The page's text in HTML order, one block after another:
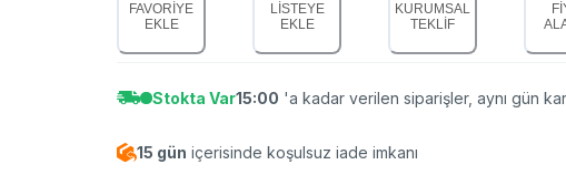
FAVORİYE
EKLE
LİSTEYE
EKLE
KURUMSAL
TEKLİF
Stokta Var15:00 'a kadar verilen siparişler, aynı gün
15 gün içerisinde koşulsuz iade imkanı